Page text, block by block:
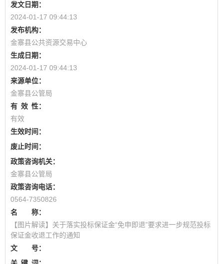
发文日期：
2024-01-17 09:44:13
发布机构：
金寨县公共资源交易中心
生成日期：
2024-01-17 09:44:13
来源单位：
金寨县公管局
有 效 性：
有效
生效时间：
废止时间：
政策咨询机关：
金寨县公管局
政策咨询电话：
0564-7350826
名 称：
【图片解读】关于落实投标保证金“免申即退”要求进一步规范投标
保证金收退工作的通知
文 号：